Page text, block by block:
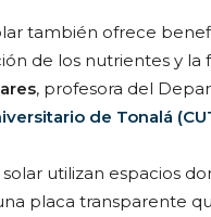
también ofrece
de los nutrientes y la
, profesora del
de Tonalá
utilizan espacios
placa transparente